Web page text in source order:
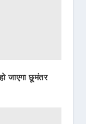
जाएगा छूमंतर